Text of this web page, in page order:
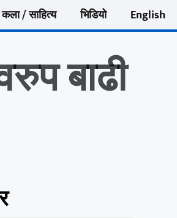
कला / साहित्य भिडियो English
बाढी